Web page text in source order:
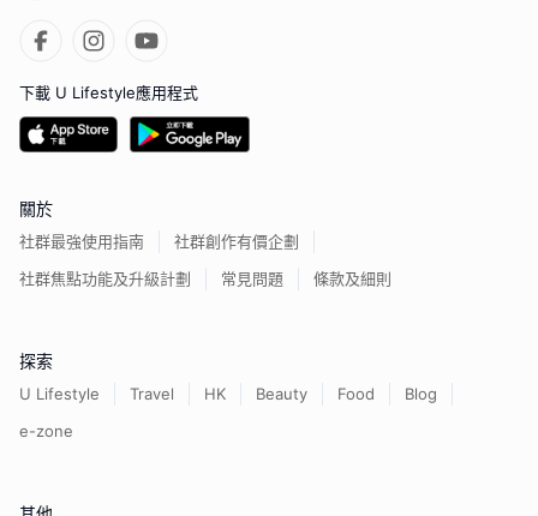
下載 U Lifestyle應用程式
關於
社群最強使用指南
社群創作有價企劃
社群焦點功能及升級計劃
常見問題 條款及細則
探索
U Lifestyle Travel HK Beauty Food
Blog
e-zone